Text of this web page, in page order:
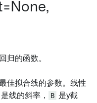
归的函数。
佳拟合线的参数。线性
是线的斜率， B 是y截